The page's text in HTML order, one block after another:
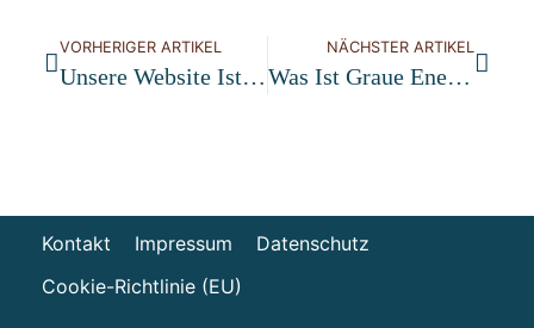
VORHERIGER ARTIKEL
Unsere Website Ist Online
NÄCHSTER ARTIKEL
Was Ist Graue Energie? Nachhaltigkeit Bei Gebäuden
Kontakt Impressum
Datenschutz
Cookie-Richtlinie (EU)